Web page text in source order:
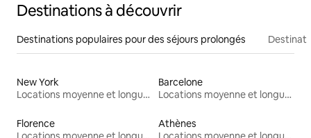
Destinations à découvrir
Destinations populaires pour des séjours prolongés
New York
Locations moyenne et longue durée
Barcelone
Locations moyenne et longue durée
Florence
Athènes